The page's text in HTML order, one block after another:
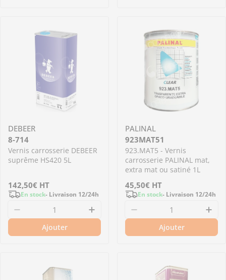
DEBEER
8-714
Vernis carrosserie DEBEER
suprême HS420 5L
Prix
régulier
142,50€ HT
En stock- Livraison 12/24h
Diminuer la quantité pour 8-714 - Vernis
Augmenter la quantité pour
Ajouter
PALINAL
923MAT51
923.MAT5 - Vernis
carrosserie PALINAL mat,
extra mat ou satiné 1L
Prix
régulier
45,50€ HT
En stock- Livraison 12/24h
Diminuer la
Ajouter